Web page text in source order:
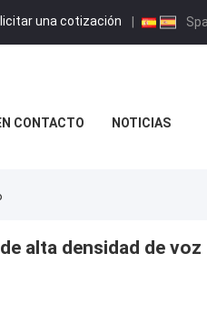
una cotización |
CONTACTO NOTICIAS
alta densidad de voz